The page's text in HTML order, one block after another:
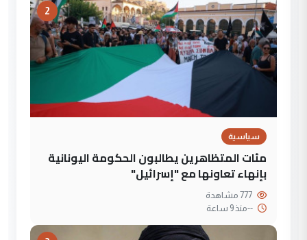
2
سياسية
مئات المتظاهرين يطالبون الحكومة اليونانية
بإنهاء تعاونها مع "إسرائيل"
--منذ 9 ساعة